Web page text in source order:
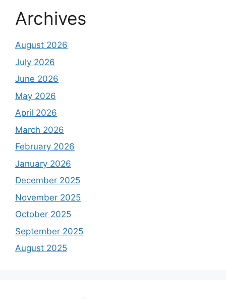
Archives
August 2026
July 2026
June 2026
May 2026
April 2026
March 2026
February 2026
January 2026
December 2025
November 2025
October 2025
September 2025
August 2025